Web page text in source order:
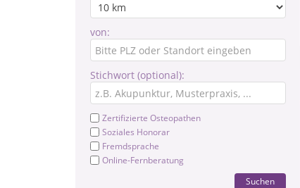
von:
Stichwort (optional):
Zertifizierte Osteopathen
Soziales Honorar
Fremdsprache
Online-Fernberatung
Suchen